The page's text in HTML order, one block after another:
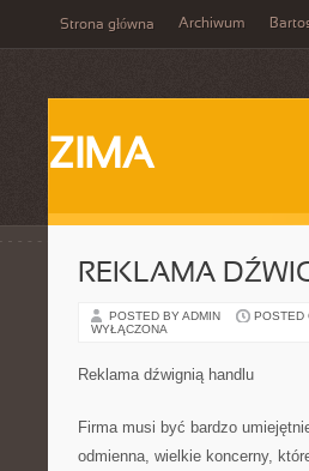
Strona główna Archiwum
ZIMA
REKLAMA
POSTED BY ADMIN POSTED
WYŁĄCZONA
Reklama dźwignią handlu
Firma musi być bardzo
odmienna, wielkie koncerny,